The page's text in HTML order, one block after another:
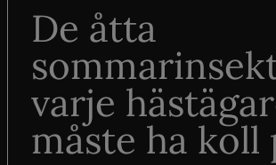
De åtta
varje
måste ha koll